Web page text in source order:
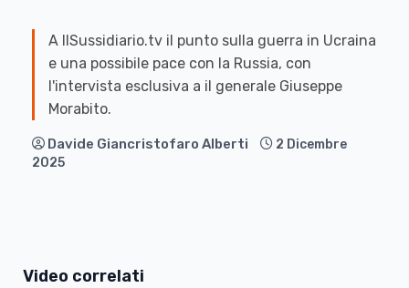
A IlSussidiario.tv il punto sulla guerra in Ucraina
e una possibile pace con la Russia, con
l'intervista esclusiva a il generale Giuseppe
Morabito.
Davide Giancristofaro Alberti
2 Dicembre
2025
Video correlati